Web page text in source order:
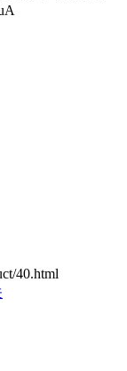
40.html